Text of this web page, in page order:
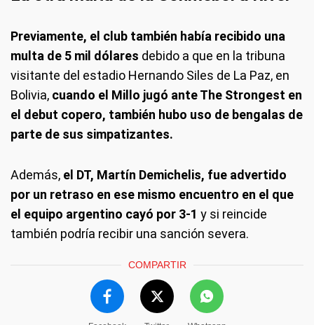
Previamente, el club también había recibido una
multa de 5 mil dólares debido a que en la tribuna
visitante del estadio Hernando Siles de La Paz, en
Bolivia, cuando el Millo jugó ante The Strongest en
el debut copero, también hubo uso de bengalas de
parte de sus simpatizantes.
Además, el DT, Martín Demichelis, fue advertido
por un retraso en ese mismo encuentro en el que
el equipo argentino cayó por 3-1 y si reincide
también podría recibir una sanción severa.
COMPARTIR